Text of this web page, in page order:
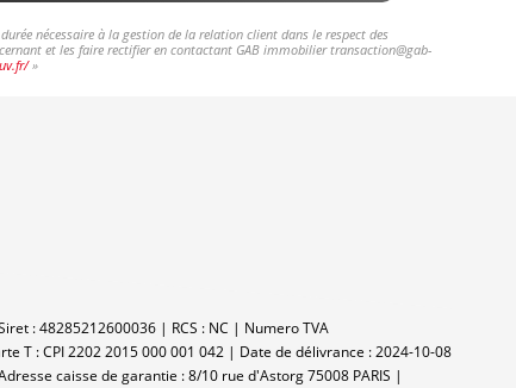
nécessaire à la gestion de la relation client dans le respect des
et les faire rectifier en contactant GAB immobilier transaction@gab-
»
: 48285212600036 | RCS : NC | Numero TVA
T : CPI 2202 2015 000 001 042 | Date de délivrance : 2024-10-08
caisse de garantie : 8/10 rue d'Astorg 75008 PARIS |